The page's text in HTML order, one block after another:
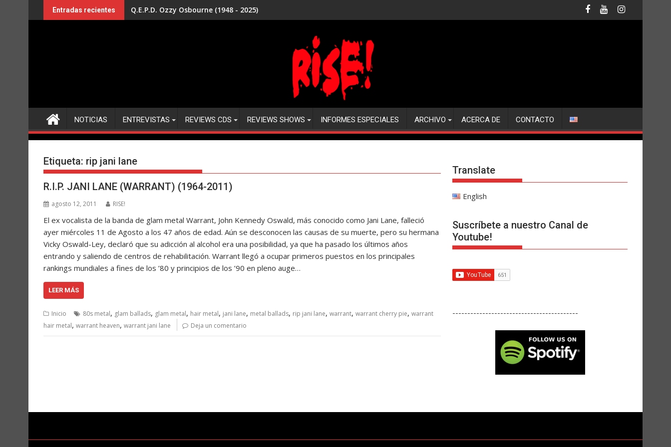
al
Entradas recientes Q.E.P.D. Ozzy Osbourne (1948 - 2025)
NOTICIAS ENTREVISTAS REVIEWS CDS REVIEWS SHOWS INFORMES ESPECIALES ARCHIVO ACERCA DE CONTACTO
Etiqueta: rip jani lane
R.I.P. JANI LANE (WARRANT) (1964-2011)
agosto 12, 2011 RISE!
El ex vocalista de la banda de glam metal Warrant, John Kennedy Oswald, más conocido como Jani Lane, falleció
ayer miércoles 11 de Agosto a los 47 años de edad. Aún se desconocen las causas de su muerte, pero su hermana
Vicky Oswald-Ley, declaró que su adicción al alcohol era una posibilidad, ya que ha pasado los últimos años
entrando y saliendo de centros de rehabilitación. Warrant llegó a ocupar primeros puestos en los principales
rankings mundiales a fines de los ’80 y principios de los ’90 en pleno auge…
LEER MÁS
Inicio 80s metal, glam ballads, glam metal, hair metal, jani lane, metal ballads, rip jani lane, warrant, warrant cherry pie, warrant
hair metal, warrant heaven, warrant jani lane Deja un comentario
Translate
English
Suscríbete a nuestro Canal de
Youtube!
------------------------------------------